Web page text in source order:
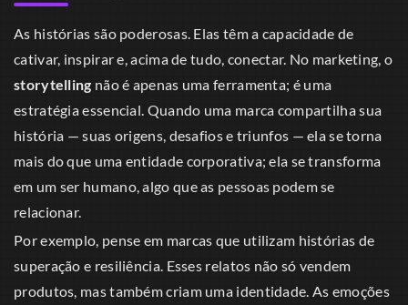
As histórias são poderosas. Elas têm a capacidade de
cativar, inspirar e, acima de tudo, conectar. No marketing, o
storytelling não é apenas uma ferramenta; é uma
estratégia essencial. Quando uma marca compartilha sua
história — suas origens, desafios e triunfos — ela se torna
mais do que uma entidade corporativa; ela se transforma
em um ser humano, algo que as pessoas podem se
relacionar.
Por exemplo, pense em marcas que utilizam histórias de
superação e resiliência. Esses relatos não só vendem
produtos, mas também criam uma identidade. As emoções